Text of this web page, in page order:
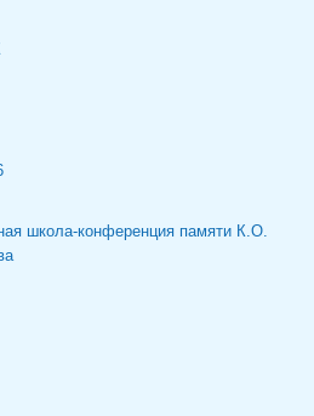
школа-конференция памяти К.О.